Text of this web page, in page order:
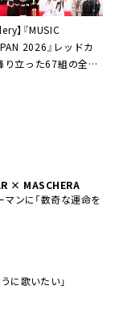
】『MUSIC
2026』レッドカ
り立った67組の全画
× MASCHERA
マンに「数奇な運命を
に歌いたい」